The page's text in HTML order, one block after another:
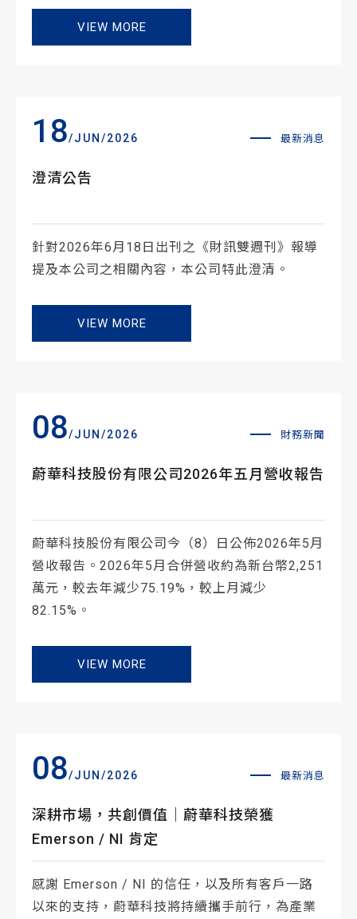
VIEW MORE
18/JUN/2026 最新消息
澄清公告
針對2026年6月18日出刊之《財訊雙週刊》報導
提及本公司之相關內容，本公司特此澄清。
VIEW MORE
08/JUN/2026 財務新聞
蔚華科技股份有限公司2026年五月營收報告
蔚華科技股份有限公司今（8）日公佈2026年5月
營收報告。2026年5月合併營收約為新台幣2,251
萬元，較去年減少75.19%，較上月減少
82.15%。
VIEW MORE
08/JUN/2026 最新消息
深耕市場，共創價值｜蔚華科技榮獲
Emerson / NI 肯定
感謝 Emerson / NI 的信任，以及所有客戶一路
以來的支持，蔚華科技將持續攜手前行，為產業